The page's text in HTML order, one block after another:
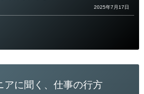
2025年7月17日
アに聞く、仕事の行方